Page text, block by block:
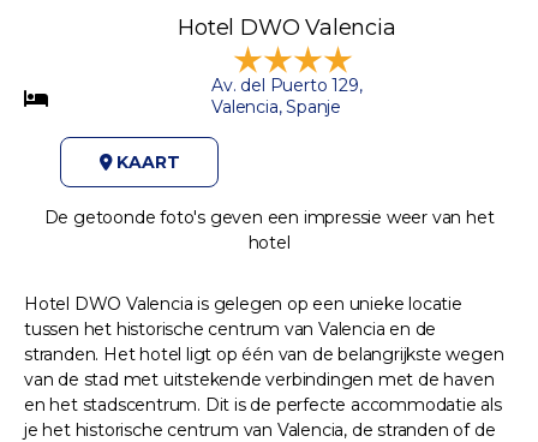
Hotel DWO Valencia
Av. del Puerto 129,
Valencia, Spanje
KAART
De getoonde foto's geven een impressie weer van het
hotel
Hotel DWO Valencia is gelegen op een unieke locatie
tussen het historische centrum van Valencia en de
stranden. Het hotel ligt op één van de belangrijkste wegen
van de stad met uitstekende verbindingen met de haven
en het stadscentrum. Dit is de perfecte accommodatie als
je het historische centrum van Valencia, de stranden of de